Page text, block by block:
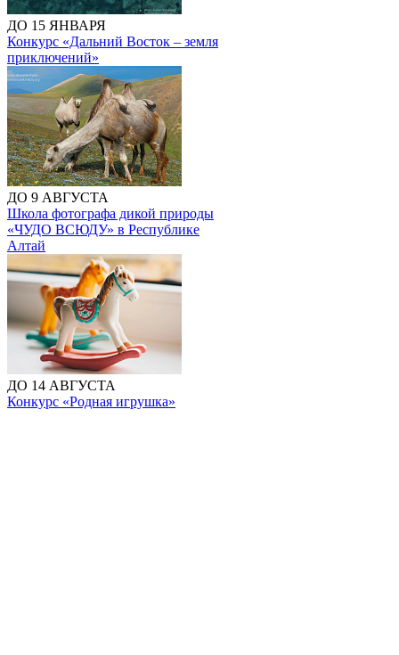
ДО 15 ЯНВАРЯ
Конкурс «Дальний Восток – земля
приключений»
ДО 9 АВГУСТА
Школа фотографа дикой природы
«ЧУДО ВСЮДУ» в Республике
Алтай
ДО 14 АВГУСТА
Конкурс «Родная игрушка»